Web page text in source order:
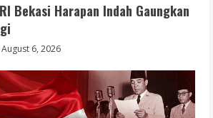
Bekasi Harapan Indah Gaungkan
August 6, 2026